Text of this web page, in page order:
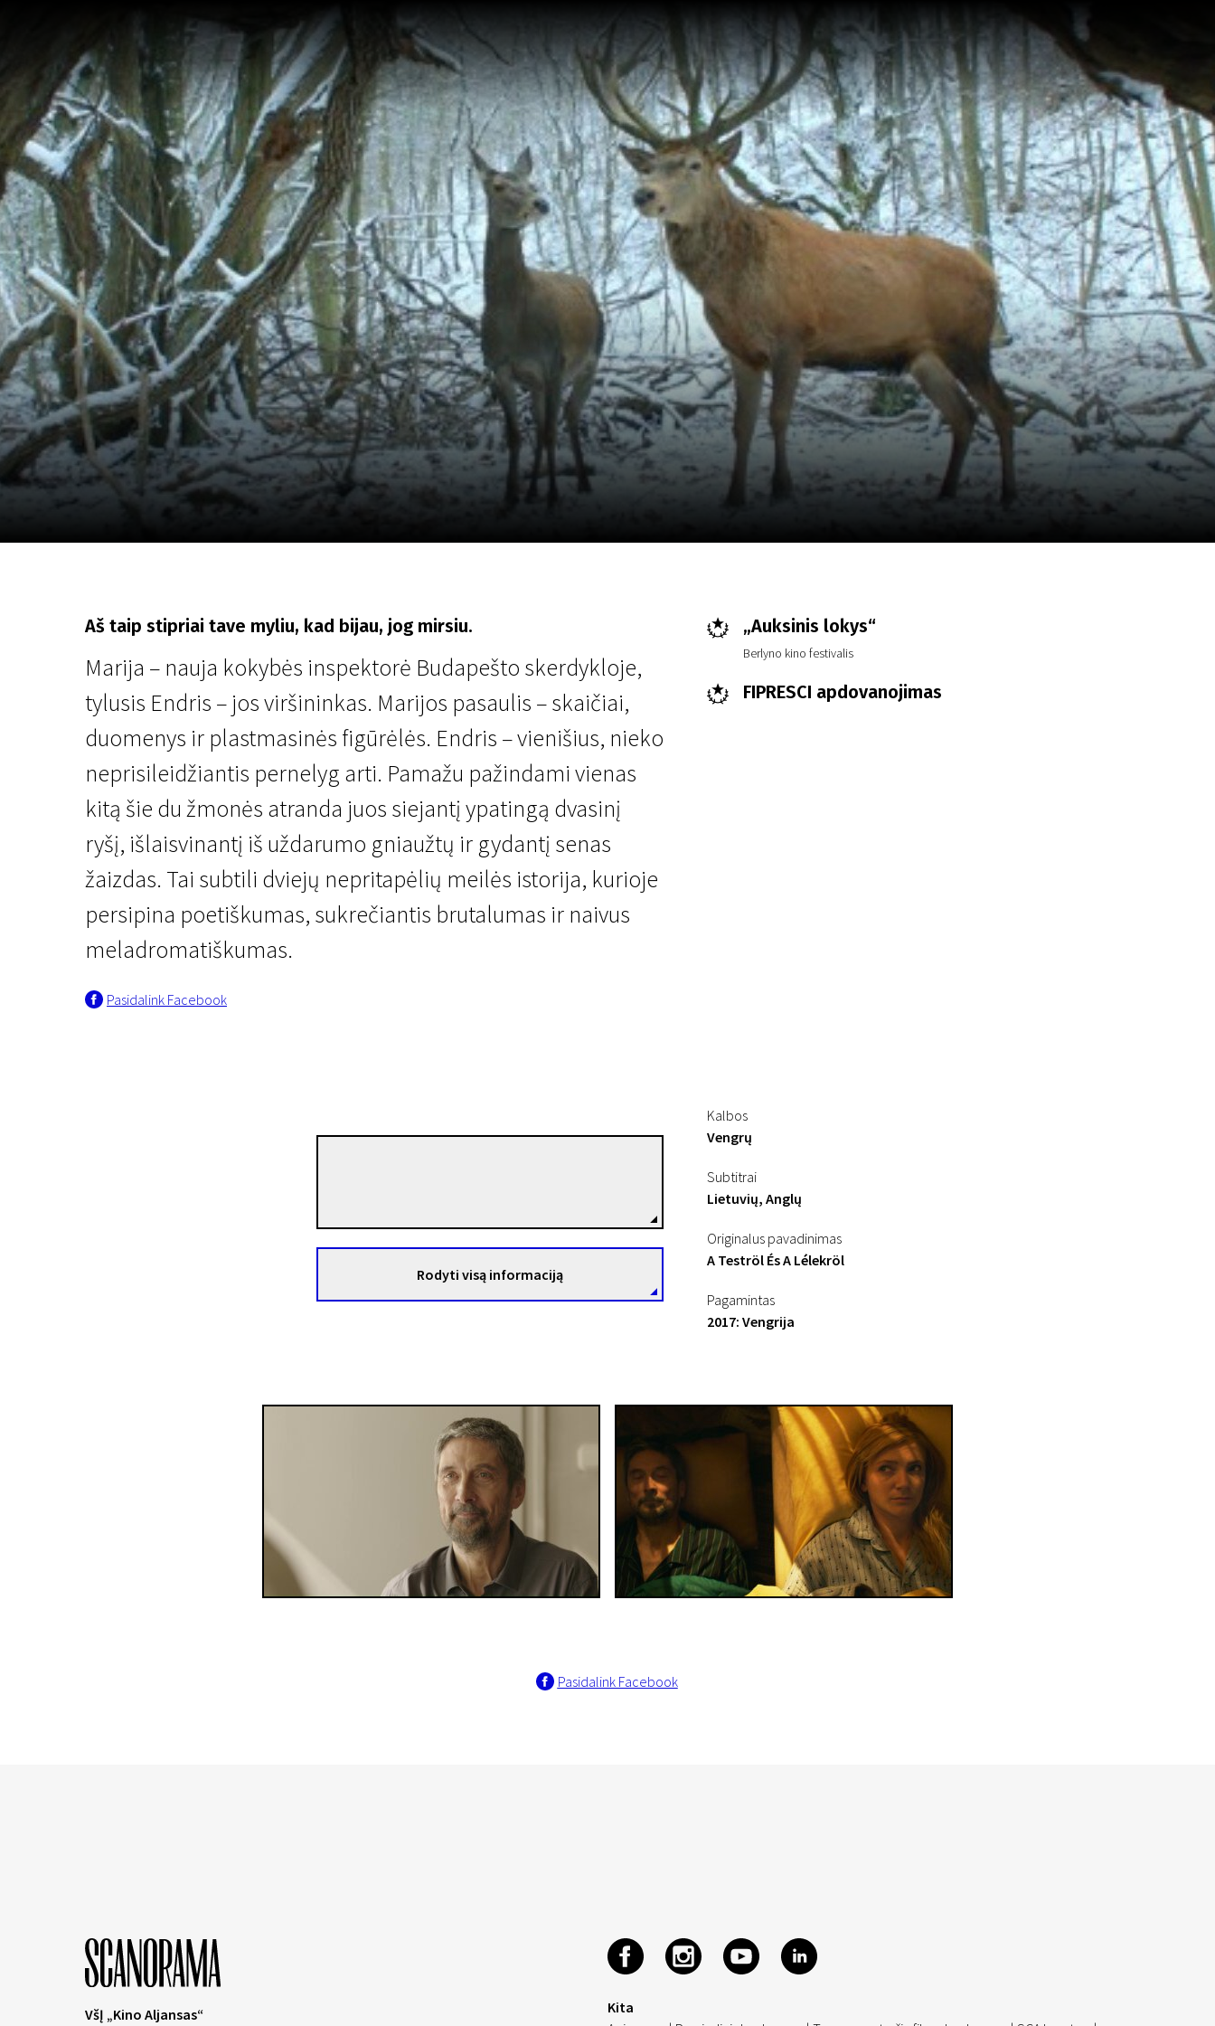
Apie kūną ir sielą
Aš taip stipriai tave myliu, kad bijau, jog mirsiu.
Marija – nauja kokybės inspektorė Budapešto skerdykloje,
tylusis Endris – jos viršininkas. Marijos pasaulis – skaičiai,
duomenys ir plastmasinės figūrėlės. Endris – vienišius, nieko
neprisileidžiantis pernelyg arti. Pamažu pažindami vienas
kitą šie du žmonės atranda juos siejantį ypatingą dvasinį
ryšį, išlaisvinantį iš uždarumo gniaužtų ir gydantį senas
žaizdas. Tai subtili dviejų nepritapėlių meilės istorija, kurioje
persipina poetiškumas, sukrečiantis brutalumas ir naivus
meladromatiškumas.
Pasidalink Facebook
„Auksinis lokys“
Berlyno kino festivalis
FIPRESCI apdovanojimas
Rodyti visą informaciją
Kalbos
Vengrų
Subtitrai
Lietuvių, Anglų
Originalus pavadinimas
A Teströl És A Lélekröl
Pagamintas
2017: Vengrija
Pasidalink Facebook
Kita
VšĮ „Kino Aljansas“